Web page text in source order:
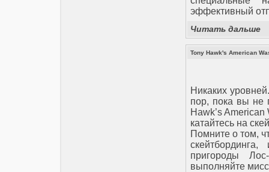
эффективный
Читать дальше
Tony Hawk's American
Никаких
пор, пока вы не
Hawk’s
катайтесь на
Помните о том,
пригороды
выполняйте